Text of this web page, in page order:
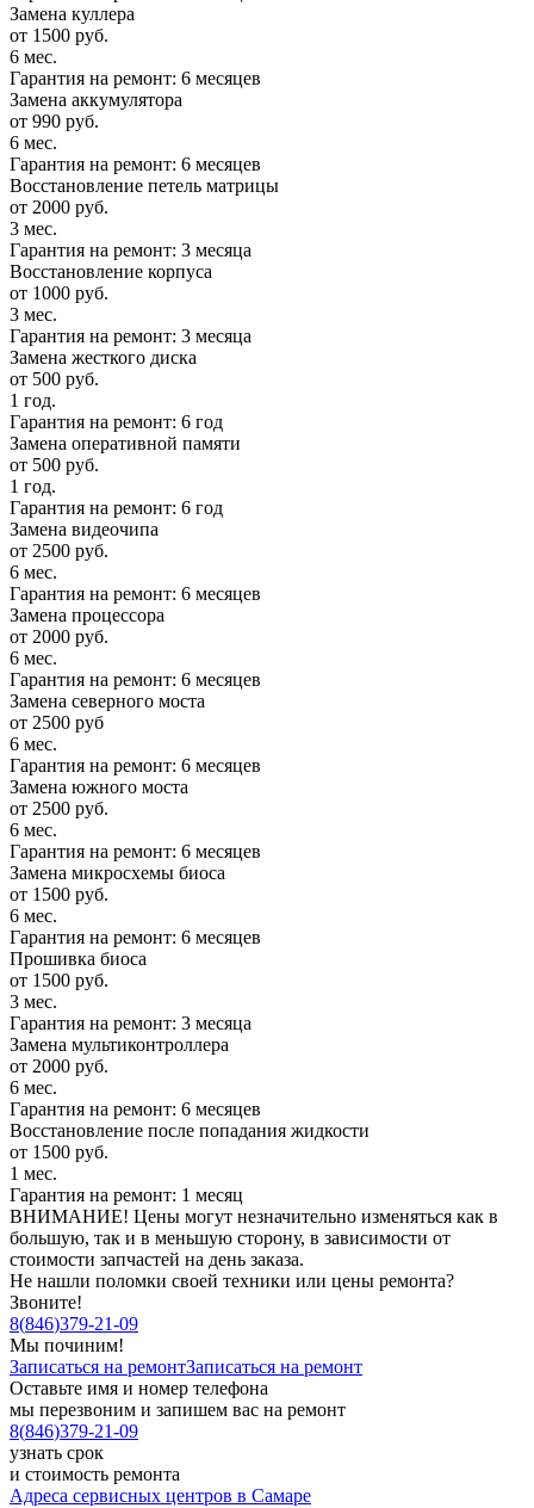
Замена куллера
от 1500 руб.
6 мес.
Гарантия на ремонт: 6 месяцев
Замена аккумулятора
от 990 руб.
6 мес.
Гарантия на ремонт: 6 месяцев
Восстановление петель матрицы
от 2000 руб.
3 мес.
Гарантия на ремонт: 3 месяца
Восстановление корпуса
от 1000 руб.
3 мес.
Гарантия на ремонт: 3 месяца
Замена жесткого диска
от 500 руб.
1 год.
Гарантия на ремонт: 6 год
Замена оперативной памяти
от 500 руб.
1 год.
Гарантия на ремонт: 6 год
Замена видеочипа
от 2500 руб.
6 мес.
Гарантия на ремонт: 6 месяцев
Замена процессора
от 2000 руб.
6 мес.
Гарантия на ремонт: 6 месяцев
Замена северного моста
от 2500 руб
6 мес.
Гарантия на ремонт: 6 месяцев
Замена южного моста
от 2500 руб.
6 мес.
Гарантия на ремонт: 6 месяцев
Замена микросхемы биоса
от 1500 руб.
6 мес.
Гарантия на ремонт: 6 месяцев
Прошивка биоса
от 1500 руб.
3 мес.
Гарантия на ремонт: 3 месяца
Замена мультиконтроллера
от 2000 руб.
6 мес.
Гарантия на ремонт: 6 месяцев
Восстановление после попадания жидкости
от 1500 руб.
1 мес.
Гарантия на ремонт: 1 месяц
ВНИМАНИЕ! Цены могут незначительно изменяться как в
большую, так и в меньшую сторону, в зависимости от
стоимости запчастей на день заказа.
Не нашли поломки своей техники или цены ремонта?
Звоните!
8(846)379-21-09
Мы починим!
Записаться на ремонтЗаписаться на ремонт
Оставьте имя и номер телефона
мы перезвоним и запишем вас на ремонт
8(846)379-21-09
узнать срок
и стоимость ремонта
Адреса сервисных центров в Самаре